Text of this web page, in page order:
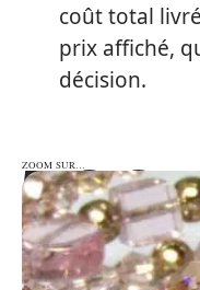
coût total
prix affiché,
décision.
ZOOM SUR…